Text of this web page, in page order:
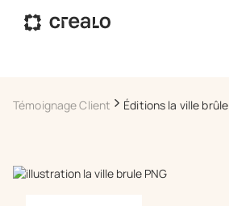
Témoignage Client Éditions la ville brûle